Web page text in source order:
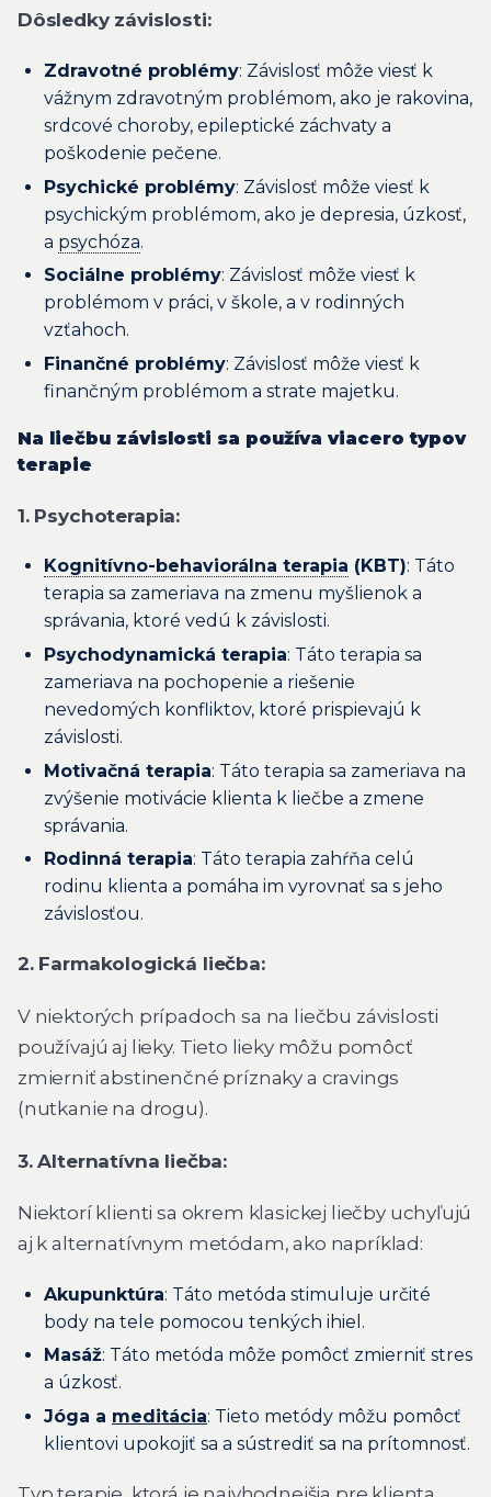
Dôsledky závislosti:
Zdravotné problémy: Závislosť môže viesť k
vážnym zdravotným problémom, ako je rakovina,
srdcové choroby, epileptické záchvaty a
poškodenie pečene.
Psychické problémy: Závislosť môže viesť k
psychickým problémom, ako je depresia, úzkosť,
a psychóza.
Sociálne problémy: Závislosť môže viesť k
problémom v práci, v škole, a v rodinných
vzťahoch.
Finančné problémy: Závislosť môže viesť k
finančným problémom a strate majetku.
Na liečbu závislosti sa používa viacero typov
terapie
1. Psychoterapia:
Kognitívno-behaviorálna terapia (KBT): Táto
terapia sa zameriava na zmenu myšlienok a
správania, ktoré vedú k závislosti.
Psychodynamická terapia: Táto terapia sa
zameriava na pochopenie a riešenie
nevedomých konfliktov, ktoré prispievajú k
závislosti.
Motivačná terapia: Táto terapia sa zameriava na
zvýšenie motivácie klienta k liečbe a zmene
správania.
Rodinná terapia: Táto terapia zahŕňa celú
rodinu klienta a pomáha im vyrovnať sa s jeho
závislosťou.
2. Farmakologická liečba:
V niektorých prípadoch sa na liečbu závislosti
používajú aj lieky. Tieto lieky môžu pomôcť
zmierniť abstinenčné príznaky a cravings
(nutkanie na drogu).
3. Alternatívna liečba:
Niektorí klienti sa okrem klasickej liečby uchyľujú
aj k alternatívnym metódam, ako napríklad:
Akupunktúra: Táto metóda stimuluje určité
body na tele pomocou tenkých ihiel.
Masáž: Táto metóda môže pomôcť zmierniť stres
a úzkosť.
Jóga a meditácia: Tieto metódy môžu pomôcť
klientovi upokojiť sa a sústrediť sa na prítomnosť.